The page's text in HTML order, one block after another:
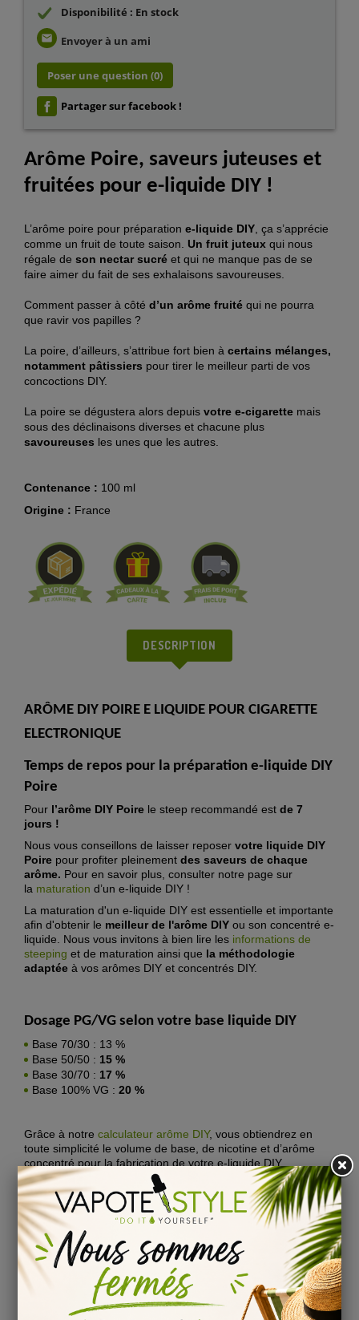
Disponibilité : En stock
email Envoyer à un ami
Poser une question (0)
Partager sur facebook !
Arôme Poire, saveurs juteuses et
fruitées pour e-liquide DIY !
L’arôme poire pour préparation e-liquide DIY, ça s’apprécie
comme un fruit de toute saison. Un fruit juteux qui nous
régale de son nectar sucré et qui ne manque pas de se
faire aimer du fait de ses exhalaisons savoureuses.
Comment passer à côté d’un arôme fruité qui ne pourra
que ravir vos papilles ?
La poire, d’ailleurs, s’attribue fort bien à certains mélanges,
notamment pâtissiers pour tirer le meilleur parti de vos
concoctions DIY.
La poire se dégustera alors depuis votre e-cigarette mais
sous des déclinaisons diverses et chacune plus
savoureuses les unes que les autres.
Contenance : 100 ml
Origine : France
DESCRIPTION
ARÔME DIY POIRE E LIQUIDE POUR CIGARETTE
ELECTRONIQUE
Temps de repos pour la préparation e-liquide DIY
Poire
Pour l’arôme DIY Poire le steep recommandé est de 7
jours !
Nous vous conseillons de laisser reposer votre liquide DIY
Poire pour profiter pleinement des saveurs de chaque
arôme. Pour en savoir plus, consulter notre page sur
la maturation d’un e-liquide DIY !
La maturation d'un e-liquide DIY est essentielle et importante
afin d'obtenir le meilleur de l'arôme DIY ou son concentré e-
liquide. Nous vous invitons à bien lire les informations de
steeping et de maturation ainsi que la méthodologie
adaptée à vos arômes DIY et concentrés DIY.
Dosage PG/VG selon votre base liquide DIY
Base 70/30 : 13 %
Base 50/50 : 15 %
Base 30/70 : 17 %
Base 100% VG : 20 %
Grâce à notre calculateur arôme DIY, vous obtiendrez en
toute simplicité le volume de base, de nicotine et d’arôme
concentré pour la fabrication de votre e-liquide DIY.
Peut-on rajouter des additifs frais/fresh dans son
E-liquide à la Poire ?
Vous souhaitez ajouterdes effets sucrés, acidulés,
frais
etc. ou tout autres effets àvotre e-liquide DIY Poire,
pensez donc à consulter notre tuto dédié à l’utilisation
additifs DIY, vous pourrez ainsi et facilement trouver les
additifs DIY dont vous pourriez avoir besoin.